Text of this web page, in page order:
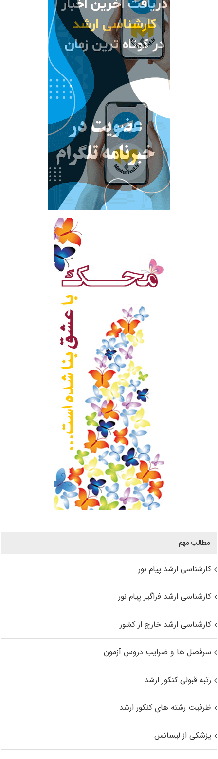
مطالب مهم
کارشناسی ارشد پیام نور
کارشناسی ارشد فراگیر پیام نور
کارشناسی ارشد خارج از کشور
سرفصل ها و ضرایب دروس آزمون
رتبه قبولی کنکور ارشد
ظرفیت رشته های کنکور ارشد
پزشکی از لیسانس